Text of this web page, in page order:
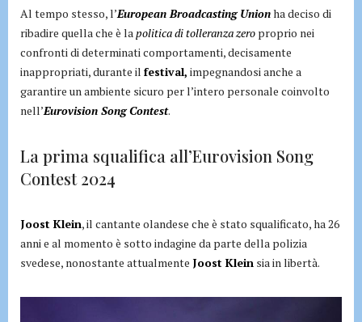
Al tempo stesso, l’European Broadcasting Unionha deciso di
ribadire quella che è lapolitica di tolleranza zero proprio nei
confronti di determinati comportamenti, decisamente
inappropriati, durante il festival, impegnandosi anche a
garantire un ambiente sicuro per l’intero personale coinvolto
nell’Eurovision Song Contest.
La prima squalifica all’Eurovision Song
Contest 2024
Joost Klein, il cantante olandese che è stato squalificato, ha 26
anni e al momento è sotto indagine da parte della polizia
svedese, nonostante attualmente Joost Klein sia in libertà.